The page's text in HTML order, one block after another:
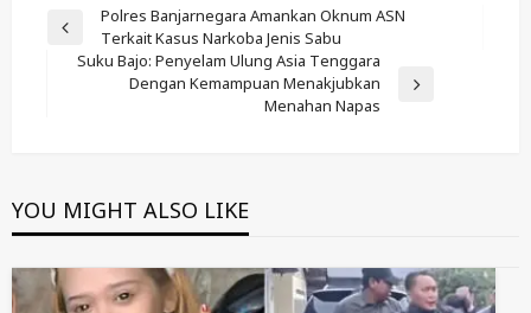
Post
Navigation
Previous
Post
Polres Banjarnegara Amankan Oknum ASN
Terkait Kasus Narkoba Jenis Sabu
Suku Bajo: Penyelam Ulung Asia Tenggara
Dengan Kemampuan Menakjubkan
Menahan Napas
YOU MIGHT ALSO LIKE